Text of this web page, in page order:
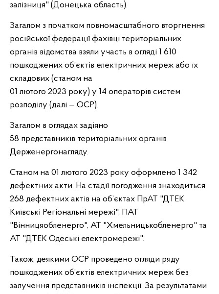
залізниця" (Донецька область).
Загалом з початком повномасштабного вторгнення
російської федерації фахівці територіальних
органів відомства взяли участь в огляді 1 610
пошкоджених об’єктів електричних мереж або їх
складових (станом на
01 лютого 2023 року) у 14 операторів систем
розподілу (далі — ОСР).
Загалом в оглядах задіяно
58 представників територіальних органів
Держенергонагляду.
Станом на 01 лютого 2023 року оформлено 1 342
дефектних акти. На стадії погодження знаходиться
268 дефектних актів на об’єктах ПрАТ "ДТЕК
Київські Регіональні мережі", ПАТ
"Вінницяобленерго", АТ "Хмельницькобленерго" та
АТ "ДТЕК Одеські електромережі".
Також, деякими ОСР проведено огляди ряду
пошкоджених об’єктів електричних мереж без
залучення представників інспекції. За результатами